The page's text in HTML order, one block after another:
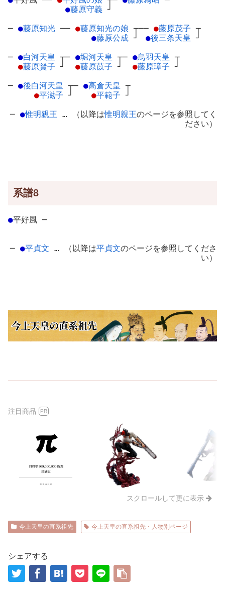
●藤原守義 ┘
─ ●藤原知光 ── ●藤原知光の娘 ┬
●藤原公成 ┘
── ●藤原茂子 ┬
●後三条天皇 ┘
─ ●白河天皇 ┬
●藤原賢子 ┘
─ ●堀河天皇 ┬
●藤原苡子 ┘
─ ●鳥羽天皇 ┬
●藤原璋子 ┘
─ ●後白河天皇 ┬
●平滋子 ┘
─ ●高倉天皇 ┬
●平範子 ┘
─ ●惟明親王 … （以降は惟明親王のページを参照してく
ださい）
系譜8
●平好風 ─
─ ●平貞文 … （以降は平貞文のページを参照してくださ
い）
注目商品 PR
スクロールして更に表示
今上天皇の直系祖先 今上天皇の直系祖先・人物別ページ
シェアする